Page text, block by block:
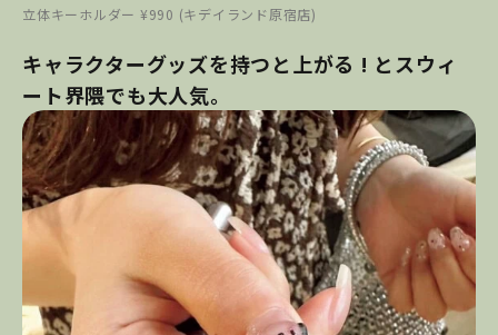
立体キーホルダー ¥990 (キデイランド原宿店)
キャラクターグッズを持つと上がる ! とスウィ
ート界隈でも大人気。